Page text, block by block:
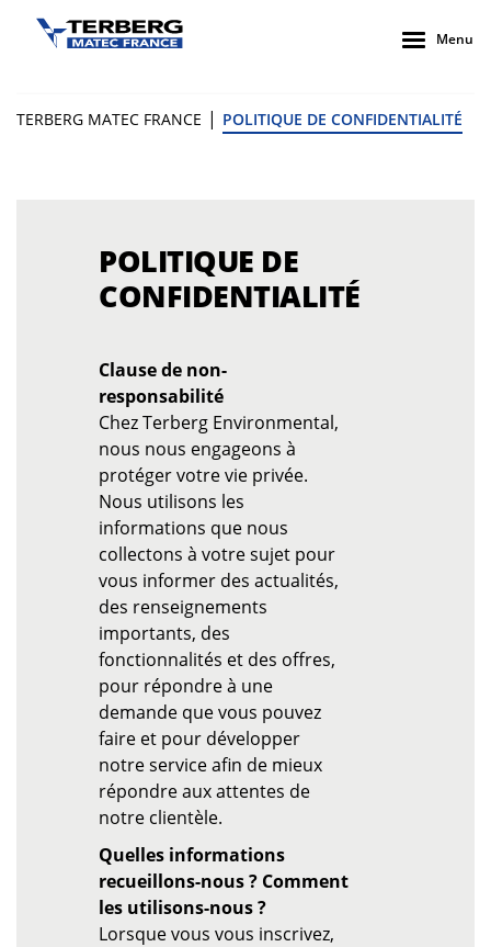
Menu
TERBERG MATEC FRANCE | POLITIQUE DE CONFIDENTIALITÉ
POLITIQUE DE
CONFIDENTIALITÉ
Clause de non-
responsabilité
Chez Terberg Environmental,
nous nous engageons à
protéger votre vie privée.
Nous utilisons les
informations que nous
collectons à votre sujet pour
vous informer des actualités,
des renseignements
importants, des
fonctionnalités et des offres,
pour répondre à une
demande que vous pouvez
faire et pour développer
notre service afin de mieux
répondre aux attentes de
notre clientèle.
Quelles informations
recueillons-nous ? Comment
les utilisons-nous ?
Lorsque vous vous inscrivez,